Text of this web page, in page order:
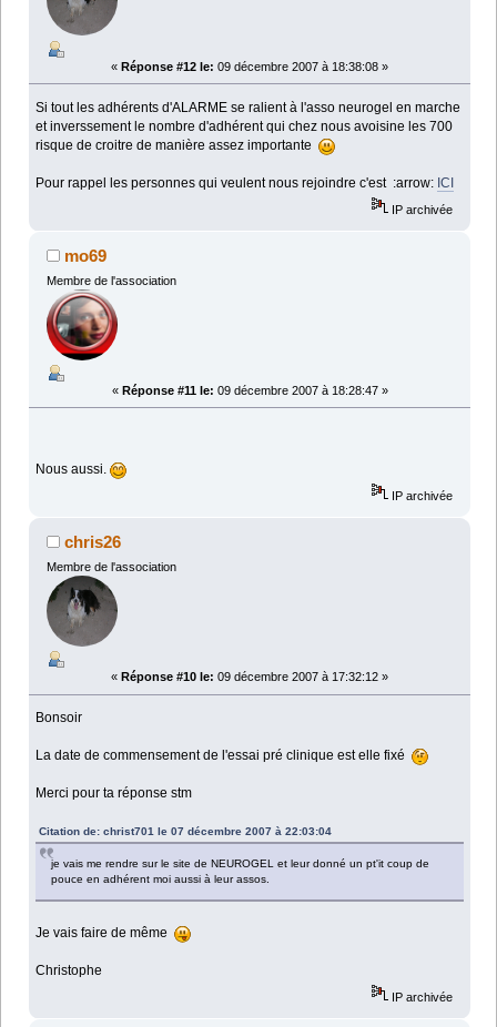
« Réponse #12 le: 09 décembre 2007 à 18:38:08 »
Si tout les adhérents d'ALARME se ralient à l'asso neurogel en marche
et inverssement le nombre d'adhérent qui chez nous avoisine les 700
risque de croitre de manière assez importante
Pour rappel les personnes qui veulent nous rejoindre c'est :arrow: ICI
IP archivée
mo69
Membre de l'association
« Réponse #11 le: 09 décembre 2007 à 18:28:47 »
Nous aussi.
IP archivée
chris26
Membre de l'association
« Réponse #10 le: 09 décembre 2007 à 17:32:12 »
Bonsoir
La date de commensement de l'essai pré clinique est elle fixé
Merci pour ta réponse stm
Citation de: christ701 le 07 décembre 2007 à 22:03:04
je vais me rendre sur le site de NEUROGEL et leur donné un pt'it coup de
pouce en adhérent moi aussi à leur assos.
Je vais faire de même
Christophe
IP archivée